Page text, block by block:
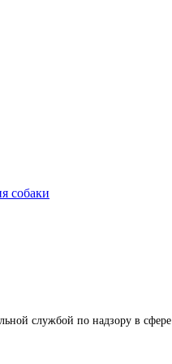
собаки
службой по надзору в сфере